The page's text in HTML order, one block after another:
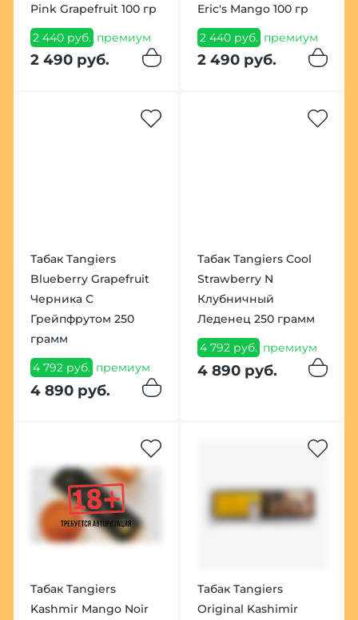
Pink Grapefruit 100 гр
2 440 руб. премиум
2 490 руб.
Eric's Mango 100 гр
2 440 руб. премиум
2 490 руб.
Табак Tangiers
Blueberry Grapefruit
Черника С
Грейпфрутом 250
грамм
4 792 руб. премиум
4 890 руб.
Табак Tangiers Cool
Strawberry N
Клубничный
Леденец 250 грамм
4 792 руб. премиум
4 890 руб.
Табак Tangiers
Kashmir Mango Noir
Табак Tangiers
Original Kashimir